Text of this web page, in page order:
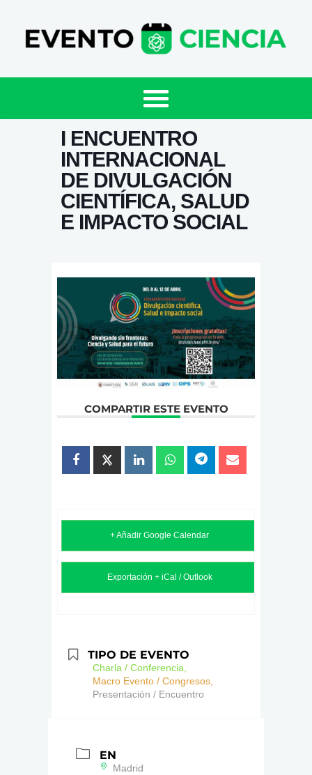
I ENCUENTRO
INTERNACIONAL
DE DIVULGACIÓN
CIENTÍFICA, SALUD
E IMPACTO SOCIAL
COMPARTIR ESTE EVENTO
+ Añadir Google Calendar
Exportación + iCal / Outlook
TIPO DE EVENTO
Charla / Conferencia,
Macro Evento / Congresos,
Presentación / Encuentro
EN
Madrid